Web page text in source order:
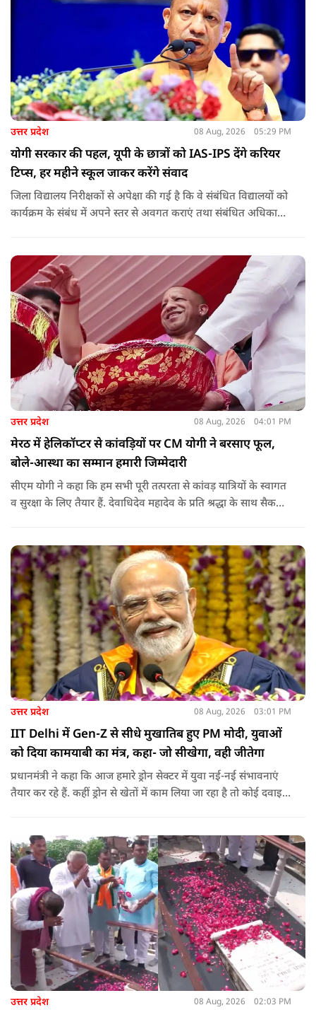
उत्तर प्रदेश 08 Aug, 2026 05:29 PM
योगी सरकार की पहल, यूपी के छात्रों को IAS-IPS देंगे करियर
टिप्स, हर महीने स्कूल जाकर करेंगे संवाद
जिला विद्यालय निरीक्षकों से अपेक्षा की गई है कि वे संबंधित विद्यालयों को
कार्यक्रम के संबंध में अपने स्तर से अवगत कराएं तथा संबंधित अधिकारी
मुख्य सचिव, माध्यमिक शिक्षा, पार्थ सारथी सेन शर्मा ने बताया कि मुख्य
सचिव, उत्तर प्रदेश शासन, की ओर से सभी जिलाधिकारियों को जारी
निर्देश में कहा गया है कि प्रत्येक जिले में तैनात आईएएस, आईपीएस, और
आईएफएस के युवा अधिकारी हर माह कम से कम एक इंटरमीडिएट स्तर
के विद्यालय का भ्रमण कर विद्यार्थियों के साथ संवाद स्थापित करें.
उत्तर प्रदेश 08 Aug, 2026 04:01 PM
मेरठ में हेलिकॉप्टर से कांवड़ियों पर CM योगी ने बरसाए फूल,
बोले-आस्था का सम्मान हमारी जिम्मेदारी
सीएम योगी ने कहा कि हम सभी पूरी तत्परता से कांवड़ यात्रियों के स्वागत
व सुरक्षा के लिए तैयार हैं. देवाधिदेव महादेव के प्रति श्रद्धा के साथ सैकड़ों
पात, क्षेत्र व प्रांत की सीमाओं से ऊपर उठकर उनकी हर श्वांस शिव के नाम
है.
उत्तर प्रदेश 08 Aug, 2026 03:01 PM
IIT Delhi में Gen-Z से सीधे मुखातिब हुए PM मोदी, युवाओं
को दिया कामयाबी का मंत्र, कहा- जो सीखेगा, वही जीतेगा
प्रधानमंत्री ने कहा कि आज हमारे ड्रोन सेक्टर में युवा नई-नई संभावनाएं
तैयार कर रहे हैं. कहीं ड्रोन से खेतों में काम लिया जा रहा है तो कोई दवाइयां
उत्तर प्रदेश 08 Aug, 2026 02:03 PM